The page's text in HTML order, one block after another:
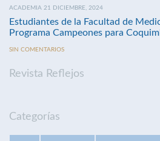
ACADEMIA 21 DICIEMBRE, 2024
Estudiantes de la Facultad de
Programa Campeones para
SIN COMENTARIOS
Revista Reflejos
Categorías